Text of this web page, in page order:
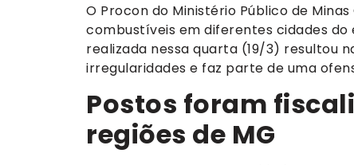
O Procon do Ministério Público de
combustíveis em diferentes cidades
realizada nessa quarta (19/3) resultou
irregularidades e faz parte de uma
Postos foram
regiões de MG